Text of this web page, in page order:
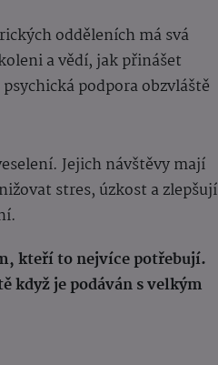
odděleních má svá
a vědí, jak přinášet
podpora obzvláště
Jejich návštěvy mají
stres, úzkost a zlepšují
kteří to nejvíce potřebují.
když je podáván s velkým